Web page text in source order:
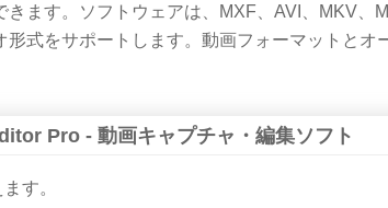
きます。ソフトウェアは、MXF、AVI、MKV、
式をサポートします。動画フォーマットとオ
Pro - 動画キャプチャ・編集ソフト
す。